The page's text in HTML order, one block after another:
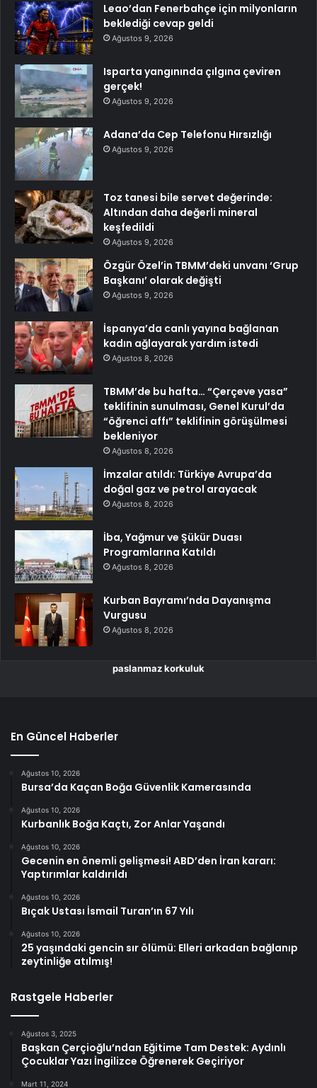
Leao’dan Fenerbahçe için milyonların
beklediği cevap geldi
Ağustos 9, 2026
Isparta yangınında çılgına çeviren
gerçek!
Ağustos 9, 2026
Adana’da Cep Telefonu Hırsızlığı
Ağustos 9, 2026
Toz tanesi bile servet değerinde:
Altından daha değerli mineral
keşfedildi
Ağustos 9, 2026
Özgür Özel’in TBMM’deki unvanı ‘Grup
Başkanı’ olarak değişti
Ağustos 9, 2026
İspanya’da canlı yayına bağlanan
kadın ağlayarak yardım istedi
Ağustos 8, 2026
TBMM’de bu hafta… “Çerçeve yasa”
teklifinin sunulması, Genel Kurul’da
“öğrenci affı” teklifinin görüşülmesi
bekleniyor
Ağustos 8, 2026
İmzalar atıldı: Türkiye Avrupa’da
doğal gaz ve petrol arayacak
Ağustos 8, 2026
İba, Yağmur ve Şükür Duası
Programlarına Katıldı
Ağustos 8, 2026
Kurban Bayramı’nda Dayanışma
Vurgusu
Ağustos 8, 2026
paslanmaz korkuluk
En Güncel Haberler
Ağustos 10, 2026
Bursa’da Kaçan Boğa Güvenlik Kamerasında
Ağustos 10, 2026
Kurbanlık Boğa Kaçtı, Zor Anlar Yaşandı
Ağustos 10, 2026
Gecenin en önemli gelişmesi! ABD’den İran kararı:
Yaptırımlar kaldırıldı
Ağustos 10, 2026
Bıçak Ustası İsmail Turan’ın 67 Yılı
Ağustos 10, 2026
25 yaşındaki gencin sır ölümü: Elleri arkadan bağlanıp
zeytinliğe atılmış!
Rastgele Haberler
Ağustos 3, 2025
Başkan Çerçioğlu’ndan Eğitime Tam Destek: Aydınlı
Çocuklar Yazı İngilizce Öğrenerek Geçiriyor
Mart 11, 2024